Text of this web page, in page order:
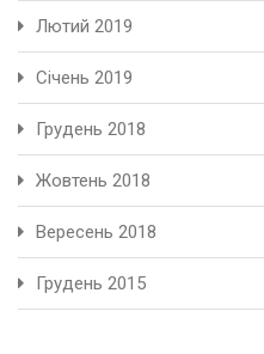
Лютий 2019
Січень 2019
Грудень 2018
Жовтень 2018
Вересень 2018
Грудень 2015